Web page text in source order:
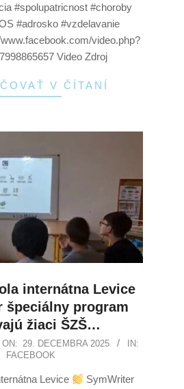
#spolupatricnost #choroby
#adrosko #vzdelavanie
video.php?
Video Zdroj
V ČÍTANÍ
internátna Levice
špeciálny program
žiaci ŠZŠ…
ON: 29. DECEMBRA 2025
IN:
FACEBOOK
Levice
SymWriter